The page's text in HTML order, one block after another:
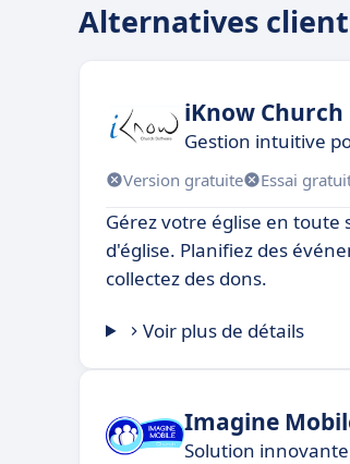
Alternatives
iKnow Church
Gestion intuitive
Version gratuite Essai
Gérez votre église en toute
d'église. Planifiez des
collectez des dons.
Voir plus de détails
Imagine
Solution